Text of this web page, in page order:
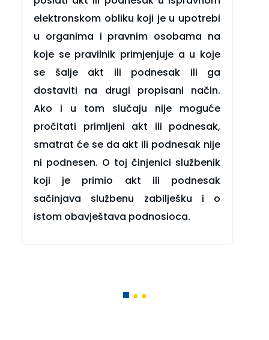
elektronskom obliku koji je u upotrebi
u organima i pravnim osobama na
koje se pravilnik primjenjuje a u koje
se šalje akt ili podnesak ili ga
dostaviti na drugi propisani način.
Ako i u tom slučaju nije moguće
pročitati primljeni akt ili podnesak,
smatrat će se da akt ili podnesak nije
ni podnesen. O toj činjenici službenik
koji je primio akt ili podnesak
sačinjava službenu zabilješku i o
istom obavještava podnosioca.